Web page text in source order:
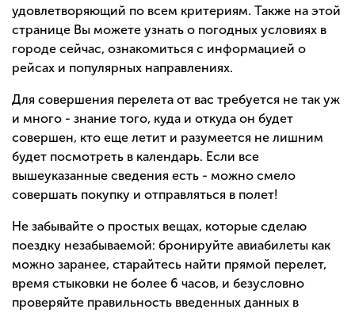
удовлетворяющий по всем критериям. Также на этой
странице Вы можете узнать о погодных условиях в
городе сейчас, ознакомиться с информацией о
рейсах и популярных направлениях.
Для совершения перелета от вас требуется не так уж
и много - знание того, куда и откуда он будет
совершен, кто еще летит и разумеется не лишним
будет посмотреть в календарь. Если все
вышеуказанные сведения есть - можно смело
совершать покупку и отправляться в полет!
Не забывайте о простых вещах, которые сделаю
поездку незабываемой: бронируйте авиабилеты как
можно заранее, старайтесь найти прямой перелет,
время стыковки не более 6 часов, и безусловно
проверяйте правильность введенных данных в